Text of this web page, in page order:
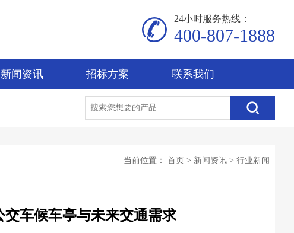
24小时服务热线：
400-807-1888
新闻资讯 招标方案 联系我们
当前位置： 首页 > 新闻资讯 > 行业新闻
车候车亭与未来交通需求